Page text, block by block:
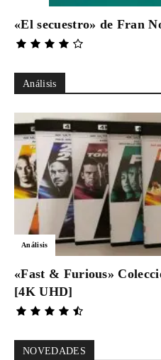
«El secuestro» de Fran
Análisis
Análisis
«Fast & Furious»
[4K UHD]
NOVEDADES